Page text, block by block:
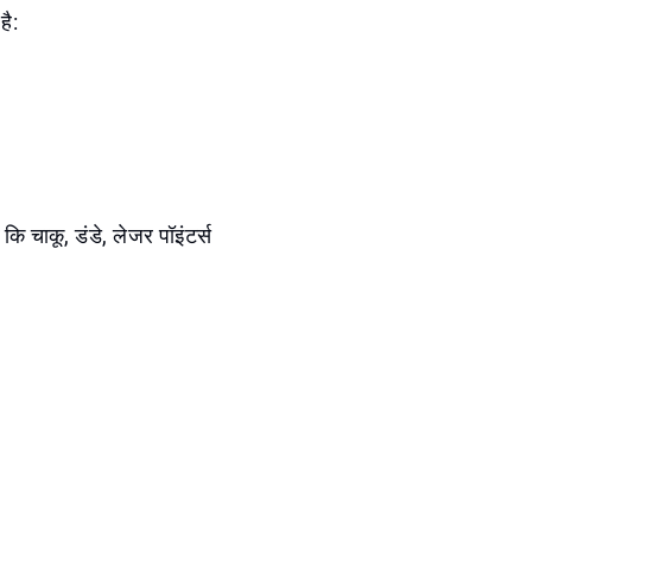
चाकू, डंडे, लेजर पॉइंटर्स